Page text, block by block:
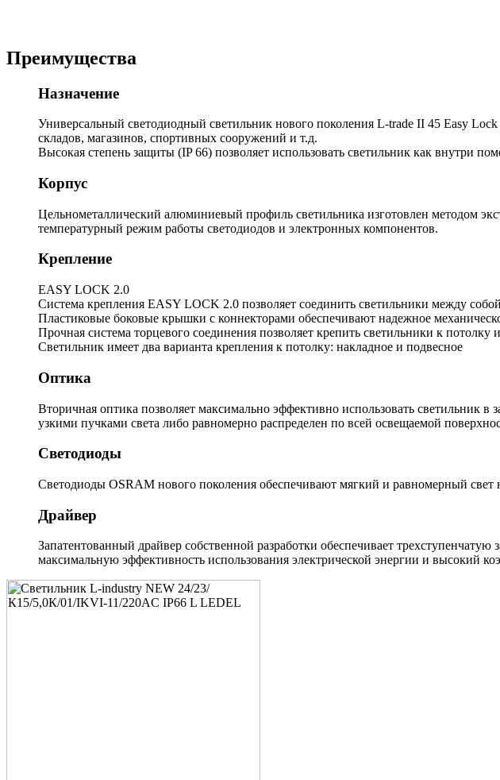
Преимущества
Назначение
Универсальный светодиодный светильник нового поколения L-trade II 45 Easy
складов, магазинов, спортивных сооружений и т.д.
Высокая степень защиты (IP 66) позволяет использовать светильник как внутри
Корпус
Цельнометаллический алюминиевый профиль светильника изготовлен методом
температурный режим работы светодиодов и электронных компонентов.
Крепление
EASY LOCK 2.0
Система крепления EASY LOCK 2.0 позволяет соединить светильники между
Пластиковые боковые крышки с коннекторами обеспечивают надежное
Прочная система торцевого соединения позволяет крепить светильники к потолку
Светильник имеет два варианта крепления к потолку: накладное и подвесное
Оптика
Вторичная оптика позволяет максимально эффективно использовать светильник
узкими пучками света либо равномерно распределен по всей освещаемой
Светодиоды
Светодиоды OSRAM нового поколения обеспечивают мягкий и равномерный свет
Драйвер
Запатентованный драйвер собственной разработки обеспечивает
максимальную эффективность использования электрической энергии и высокий